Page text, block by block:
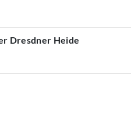
Dresdner Heide